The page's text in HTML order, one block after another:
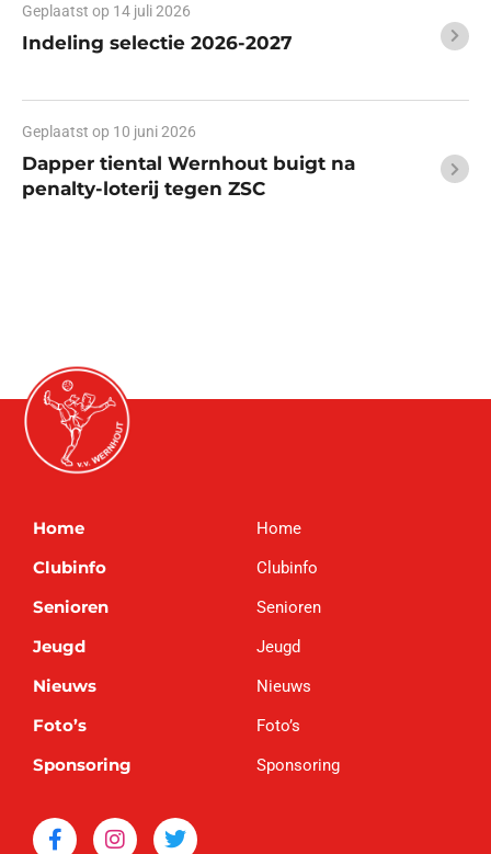
Geplaatst op 14 juli 2026
Indeling selectie 2026-2027
Geplaatst op 10 juni 2026
Dapper tiental Wernhout buigt na
penalty-loterij tegen ZSC
Home
Clubinfo
Senioren
Jeugd
Nieuws
Foto’s
Sponsoring
Home
Clubinfo
Senioren
Jeugd
Nieuws
Foto’s
Sponsoring